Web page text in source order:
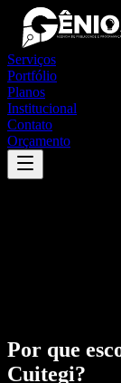
Serviços
Portfólio
Planos
Institucional
Contato
Orçamento
Por que
Cuitegi?